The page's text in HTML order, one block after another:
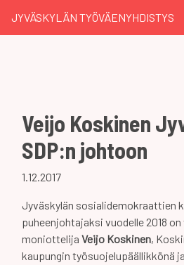
JYVÄSKYLÄN TYÖVÄENYHDISTYS
Veijo Koskinen
SDP:n johtoon
1.12.2017
Jyväskylän sosialidemokraattien
puheenjohtajaksi vuodelle 2018
moniottelija Veijo Koskinen,
kaupungin työsuojelupäällikkönä